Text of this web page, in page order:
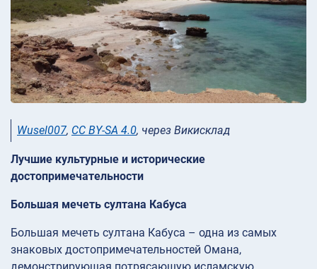
Wusel007, CC BY-SA 4.0, через Викисклад
Лучшие культурные и исторические
достопримечательности
Большая мечеть султана Кабуса
Большая мечеть султана Кабуса – одна из самых
знаковых достопримечательностей Омана,